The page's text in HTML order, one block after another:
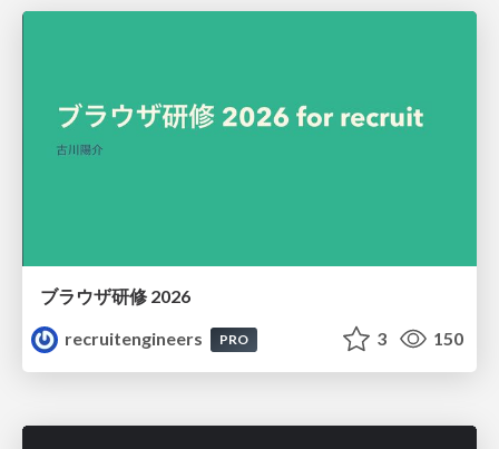
ブラウザ研修 2026
recruitengineers
PRO 3 150